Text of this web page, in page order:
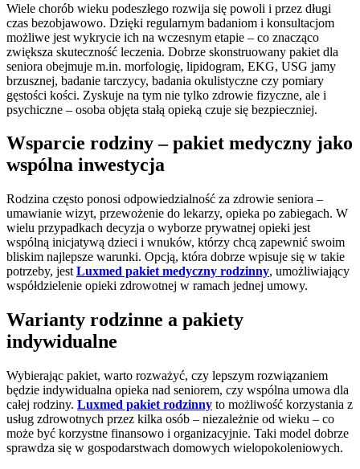
Wiele chorób wieku podeszłego rozwija się powoli i przez długi
czas bezobjawowo. Dzięki regularnym badaniom i konsultacjom
możliwe jest wykrycie ich na wczesnym etapie – co znacząco
zwiększa skuteczność leczenia. Dobrze skonstruowany pakiet dla
seniora obejmuje m.in. morfologię, lipidogram, EKG, USG jamy
brzusznej, badanie tarczycy, badania okulistyczne czy pomiary
gęstości kości. Zyskuje na tym nie tylko zdrowie fizyczne, ale i
psychiczne – osoba objęta stałą opieką czuje się bezpieczniej.
Wsparcie rodziny – pakiet medyczny jako
wspólna inwestycja
Rodzina często ponosi odpowiedzialność za zdrowie seniora –
umawianie wizyt, przewożenie do lekarzy, opieka po zabiegach. W
wielu przypadkach decyzja o wyborze prywatnej opieki jest
wspólną inicjatywą dzieci i wnuków, którzy chcą zapewnić swoim
bliskim najlepsze warunki. Opcją, która dobrze wpisuje się w takie
potrzeby, jest Luxmed pakiet medyczny rodzinny, umożliwiający
współdzielenie opieki zdrowotnej w ramach jednej umowy.
Warianty rodzinne a pakiety
indywidualne
Wybierając pakiet, warto rozważyć, czy lepszym rozwiązaniem
będzie indywidualna opieka nad seniorem, czy wspólna umowa dla
całej rodziny. Luxmed pakiet rodzinny to możliwość korzystania z
usług zdrowotnych przez kilka osób – niezależnie od wieku – co
może być korzystne finansowo i organizacyjnie. Taki model dobrze
sprawdza się w gospodarstwach domowych wielopokoleniowych.